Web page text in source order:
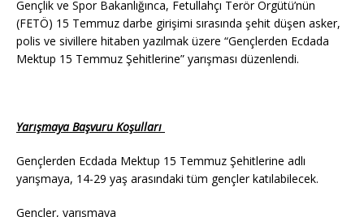
Gençlik ve Spor Bakanlığınca, Fetullahçı Terör Örgütü’nün
(FETÖ) 15 Temmuz darbe girişimi sırasında şehit düşen asker,
polis ve sivillere hitaben yazılmak üzere “Gençlerden Ecdada
Mektup 15 Temmuz Şehitlerine” yarışması düzenlendi.
Yarışmaya Başvuru Koşulları
Gençlerden Ecdada Mektup 15 Temmuz Şehitlerine adlı
yarışmaya, 14-29 yaş arasındaki tüm gençler katılabilecek.
Gençler, yarışmaya